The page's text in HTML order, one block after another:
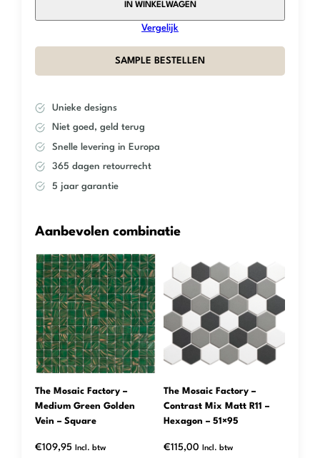
White
–
IN WINKELWAGEN
Vergelijk
SAMPLE BESTELLEN
Unieke designs
Niet goed, geld terug
Snelle levering in Europa
365 dagen retourrecht
5 jaar garantie
Aanbevolen combinatie
The Mosaic Factory –
Medium Green Golden
Vein – Square
€109,95 Incl. btw
The Mosaic Factory –
Contrast Mix Matt R11 –
Hexagon – 51×95
€115,00 Incl. btw